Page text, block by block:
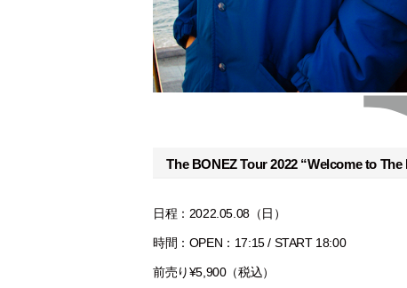
The BONEZ Tour 2022 “Welcome to The
日程：2022.05.08（日）
時間：OPEN：17:15 / START 18:00
前売り¥5,900（税込）